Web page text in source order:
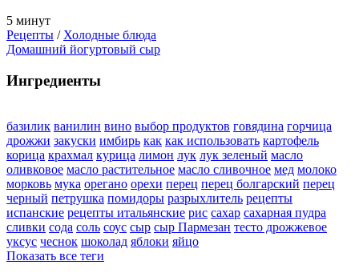
5 минут
Рецепты /Холодные блюда
Домашний йогуртовый сыр
Ингредиенты
базилик ванилин вино выбор продуктов говядина горчица
дрожжи закуски имбирь как как использовать картофель
корица крахмал курица лимон лук лук зеленый масло
оливковое масло растительное масло сливочное мед молоко
морковь мука орегано орехи перец перец болгарский перец
черный петрушка помидоры разрыхлитель рецепты
испанские рецепты итальянские рис сахар сахарная пудра
сливки сода соль соус сыр сыр Пармезан тесто дрожжевое
уксус чеснок шоколад яблоки яйцо
Показать все теги